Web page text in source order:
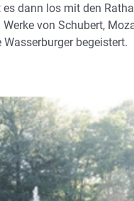
dann los mit den
von Schubert,
begeistert.